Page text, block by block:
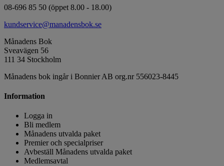
08-696 85 50 (öppet 8.00 - 18.00)
kundservice@manadensbok.se
Månadens Bok
Sveavägen 56
111 34 Stockholm
Månadens bok ingår i Bonnier AB org.nr 556023-8445
Information
Logga in
Bli medlem
Månadens utvalda paket
Premier och specialpriser
Avbeställ Månadens utvalda paket
Medlemsavtal